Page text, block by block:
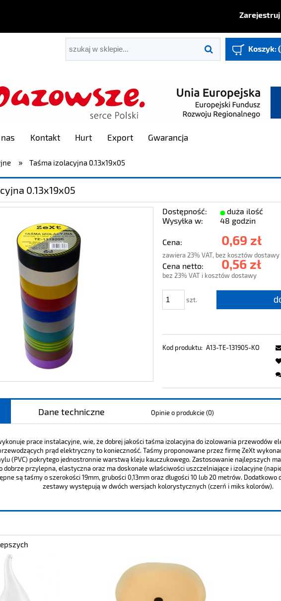
Zarejestruj
Koszyk:
nas Kontakt Hurt Export Gwarancja
» Taśma izolacyjna 0.13x19x05
0.13x19x05
Dostępność:
duża ilość
Wysyłka w:
48 godzin
Cena: 0,69 zł
zawiera 23% VAT, bez kosztów dostawy
Cena netto: 0,56 zł
bez 23% VAT i kosztów dostawy
szt.
Kod produktu: A13-TE-131905-KO
Dane techniczne Opinie o produkcie (0)
prace instalacyjne, wie, że dobrej jakości taśma izolacyjna do izolowania przewodów
prąd elektryczny to konieczność. Taśmy proponowane przez firmę ZeXt
(PVC) pokrytego jednostronnie warstwą kleju kauczukowego. Zastosowanie najlepszych
dobrze przylepna, elastyczna oraz ma doskonałe właściwości uszczelniające i izolacyjne
są taśmy o szerokości 19mm, grubości 0,13mm oraz długości 10 lub 20 metrów.
zestawy występują w dwóch wersjach kolorystycznych (czerń i miks kolorów).